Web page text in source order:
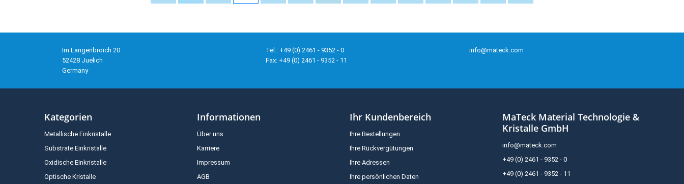
Im Langenbroich 20
52428 Juelich
Germany
Tel.: +49 (0) 2461 - 9352 - 0
Fax: +49 (0) 2461 - 9352 - 11
info@mateck.com
Kategorien
Metallische Einkristalle
Substrate Einkristalle
Oxidische Einkristalle
Optische Kristalle
Informationen
Über uns
Karriere
Impressum
AGB
Ihr Kundenbereich
Ihre Bestellungen
Ihre Rückvergütungen
Ihre Adressen
Ihre persönlichen Daten
MaTeck Material Technologie &
Kristalle GmbH
info@mateck.com
+49 (0) 2461 - 9352 - 0
+49 (0) 2461 - 9352 - 11